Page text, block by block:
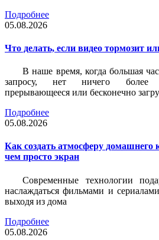
Подробнее
05.08.2026
Что делать, если видео тормозит
В наше время, когда большая
запросу, нет ничего более
прерывающееся или бесконечно
Подробнее
05.08.2026
Как создать атмосферу домашнего
чем просто экран
Современные технологии
наслаждаться фильмами и
выходя из дома
Подробнее
05.08.2026